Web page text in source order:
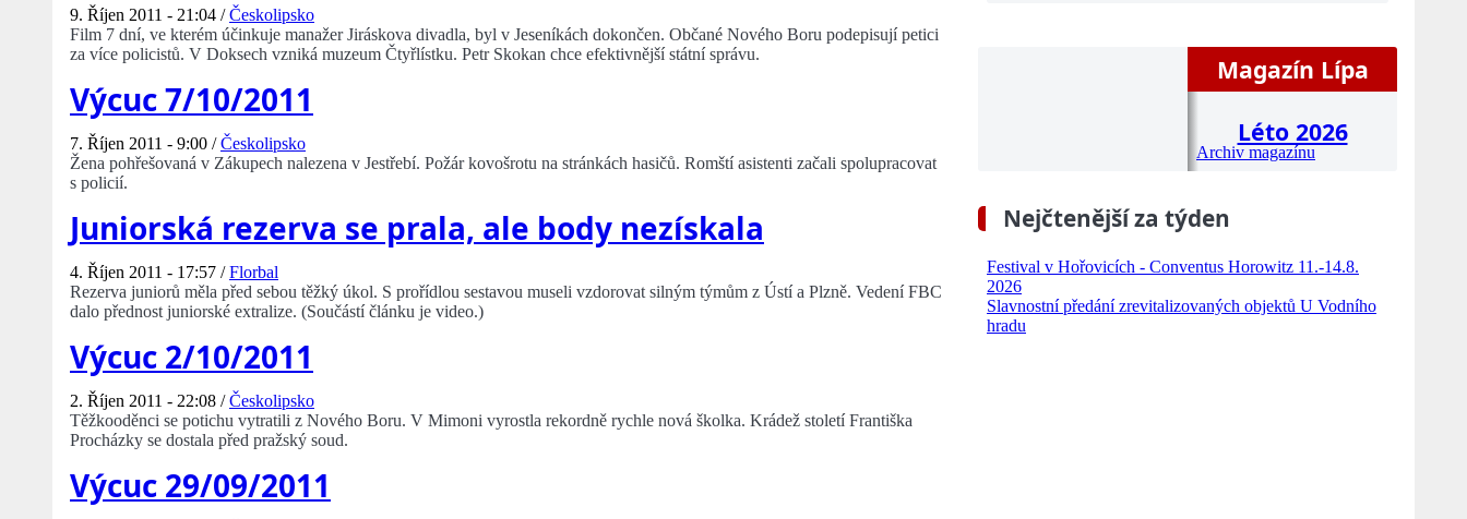
9. Říjen 2011 - 21:04 /Českolipsko
Film 7 dní, ve kterém účinkuje manažer Jiráskova divadla, byl v Jeseníkách dokončen. Občané Nového Boru podepisují petici
za více policistů. V Doksech vzniká muzeum Čtyřlístku. Petr Skokan chce efektivnější státní správu.
Výcuc 7/10/2011
7. Říjen 2011 - 9:00 /Českolipsko
Žena pohřešovaná v Zákupech nalezena v Jestřebí. Požár kovošrotu na stránkách hasičů. Romští asistenti začali spolupracovat
s policií.
Juniorská rezerva se prala, ale body nezískala
4. Říjen 2011 - 17:57 /Florbal
Rezerva juniorů měla před sebou těžký úkol. S prořídlou sestavou museli vzdorovat silným týmům z Ústí a Plzně. Vedení FBC
dalo přednost juniorské extralize. (Součástí článku je video.)
Výcuc 2/10/2011
2. Říjen 2011 - 22:08 /Českolipsko
Těžkooděnci se potichu vytratili z Nového Boru. V Mimoni vyrostla rekordně rychle nová školka. Krádež století Františka
Procházky se dostala před pražský soud.
Výcuc 29/09/2011
Magazín Lípa
Léto 2026
Archiv magazínu
Nejčtenější za týden
Festival v Hořovicích - Conventus Horowitz 11.-14.8.
2026
Slavnostní předání zrevitalizovaných objektů U Vodního
hradu